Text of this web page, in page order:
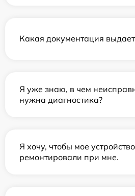
Какая документация
Я уже знаю, в чем
нужна диагностика?
Я хочу, чтобы мое устройство
ремонтировали при мне.